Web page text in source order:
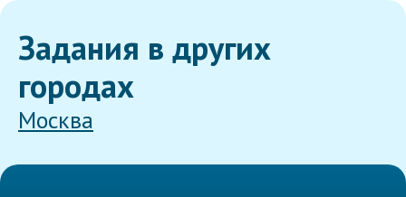
Задания в других
городах
Москва